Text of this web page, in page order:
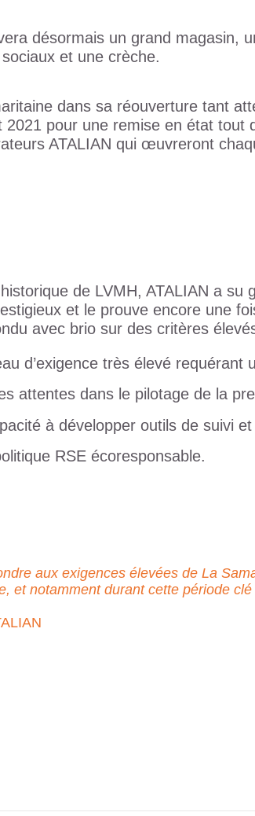
désormais un grand magasin,
et une crèche.
dans sa réouverture tant
pour une remise en état tout
ATALIAN qui œuvreront
de LVMH, ATALIAN a
et le prouve encore une
avec brio sur des critères
d’exigence très élevé requérant
attentes dans le pilotage de la
à développer outils de suivi
RSE écoresponsable.
aux exigences élevées de La
et notamment durant cette période